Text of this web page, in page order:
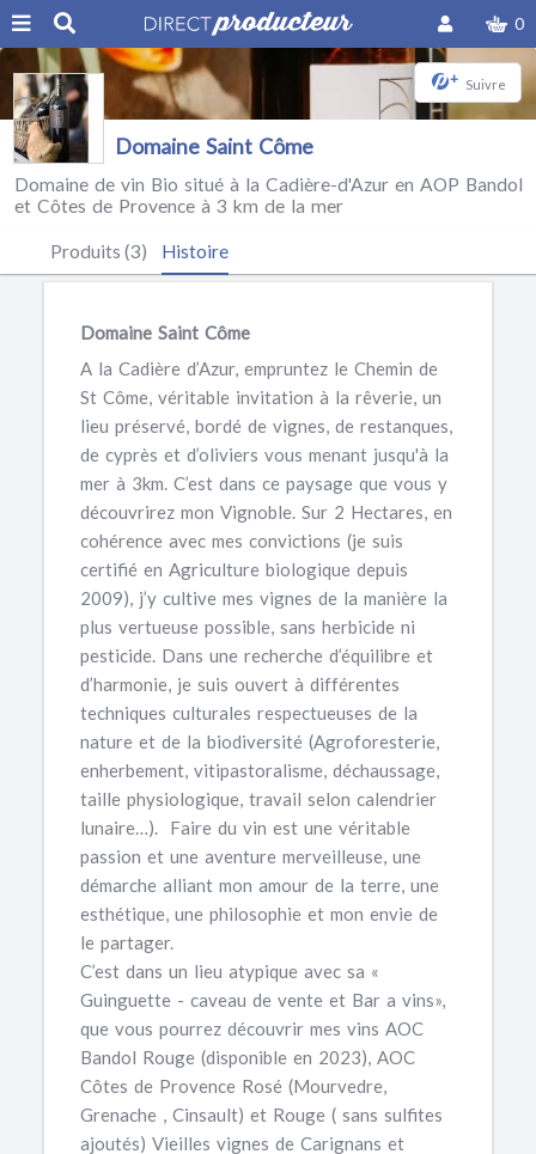
0
+ Suivre
Domaine Saint Côme
Domaine de vin Bio situé à la Cadière-d'Azur en AOP Bandol
et Côtes de Provence à 3 km de la mer
Produits (3) Histoire
Domaine Saint Côme
A la Cadière d’Azur, empruntez le Chemin de
St Côme, véritable invitation à la rêverie, un
lieu préservé, bordé de vignes, de restanques,
de cyprès et d’oliviers vous menant jusqu'à la
mer à 3km. C’est dans ce paysage que vous y
découvrirez mon Vignoble. Sur 2 Hectares, en
cohérence avec mes convictions (je suis
certifié en Agriculture biologique depuis
2009), j’y cultive mes vignes de la manière la
plus vertueuse possible, sans herbicide ni
pesticide. Dans une recherche d’équilibre et
d’harmonie, je suis ouvert à différentes
techniques culturales respectueuses de la
nature et de la biodiversité (Agroforesterie,
enherbement, vitipastoralisme, déchaussage,
taille physiologique, travail selon calendrier
lunaire…). Faire du vin est une véritable
passion et une aventure merveilleuse, une
démarche alliant mon amour de la terre, une
esthétique, une philosophie et mon envie de
le partager.
C’est dans un lieu atypique avec sa «
Guinguette - caveau de vente et Bar a vins»,
que vous pourrez découvrir mes vins AOC
Bandol Rouge (disponible en 2023), AOC
Côtes de Provence Rosé (Mourvedre,
Grenache , Cinsault) et Rouge ( sans sulfites
ajoutés) Vieilles vignes de Carignans et